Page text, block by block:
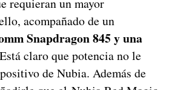
acompañado de un
Snapdragon 845 y una
claro que potencia no le
de Nubia. Además de